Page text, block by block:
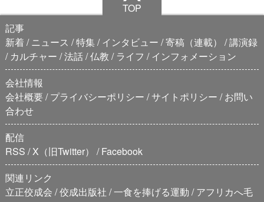
TOP
記事
新着
ニュース 特集 インタビュー 寄稿（連載）
講演録
カルチャー 法話 仏教 ライフ
インフォメーション
会社情報
会社概要 プライバシーポリシー サイトポリシー
お問い
合わせ
配信
RSS X（旧Twitter）
Facebook
関連リンク
立正佼成会 佼成出版社 一食を捧げる運動
アフリカへ毛